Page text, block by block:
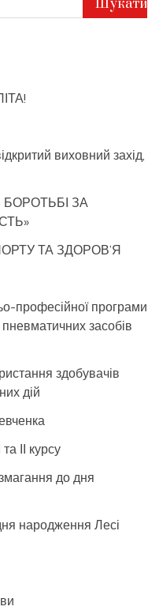
виховний захід,
БОРОТЬБІ ЗА
ТА ЗДОРОВ’Я
професійної програми
засобів
здобувачів
дій
ІІ курсу
до дня
народження Лесі